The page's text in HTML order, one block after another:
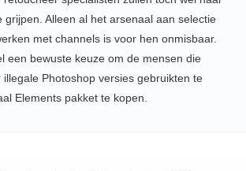
grijpen. Alleen al het arsenaal aan selectie
met channels is voor hen onmisbaar.
een bewuste keuze om de mensen die
Photoshop versies gebruikten te
Elements pakket te kopen.